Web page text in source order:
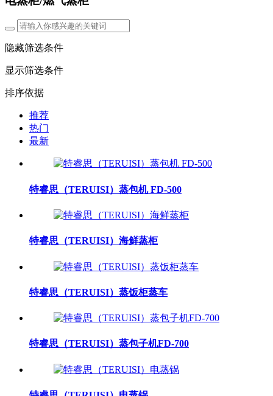
隐藏筛选条件
显示筛选条件
排序依据
推荐
热门
最新
特睿思（TERUISI）蒸包机 FD-500
特睿思（TERUISI）海鲜蒸柜
特睿思（TERUISI）蒸饭柜蒸车
特睿思（TERUISI）蒸包子机FD-700